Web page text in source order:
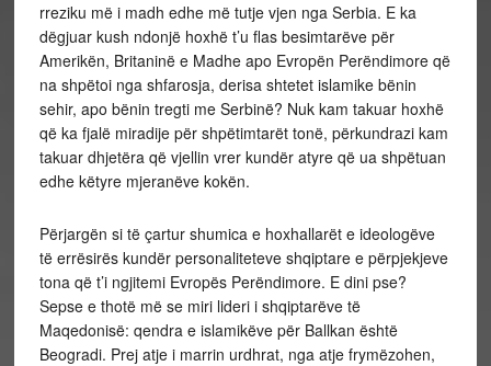
rreziku më i madh edhe më tutje vjen nga Serbia. E ka
dëgjuar kush ndonjë hoxhë t’u flas besimtarëve për
Amerikën, Britaninë e Madhe apo Evropën Perëndimore që
na shpëtoi nga shfarosja, derisa shtetet islamike bënin
sehir, apo bënin tregti me Serbinë? Nuk kam takuar hoxhë
që ka fjalë miradije për shpëtimtarët tonë, përkundrazi kam
takuar dhjetëra që vjellin vrer kundër atyre që ua shpëtuan
edhe këtyre mjeranëve kokën.
Përjargën si të çartur shumica e hoxhallarët e ideologëve
të errësirës kundër personaliteteve shqiptare e përpjekjeve
tona që t’i ngjitemi Evropës Perëndimore. E dini pse?
Sepse e thotë më se miri lideri i shqiptarëve të
Maqedonisë: qendra e islamikëve për Ballkan është
Beogradi. Prej atje i marrin urdhrat, nga atje frymëzohen,